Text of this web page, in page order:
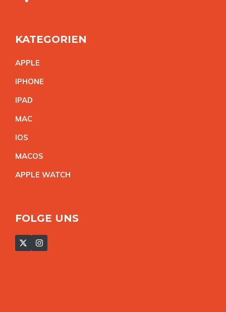
KATEGORIEN
APPLE
IPHONE
IPAD
MAC
IOS
MACOS
APPLE WATCH
FOLGE UNS